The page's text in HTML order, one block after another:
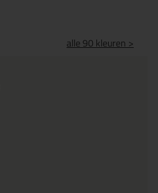
alle 90 kleuren >